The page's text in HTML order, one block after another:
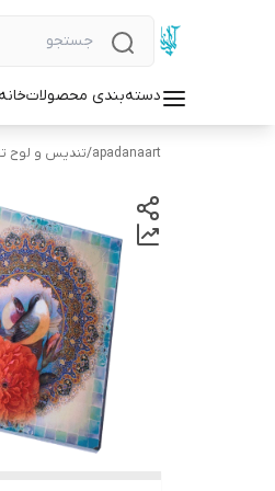
دسته‌بندی محصولاتخانه
apadanaart
/تندیس و لوح